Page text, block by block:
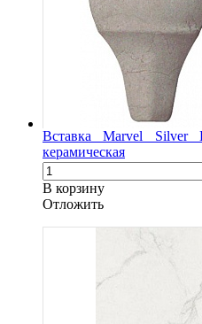
Вставка Marvel Silver
керамическая
В корзину
Oтложить